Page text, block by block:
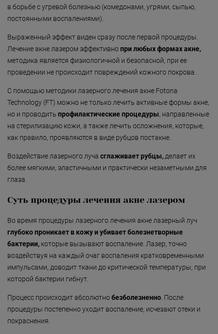
в борьбе с угревой болезнью (комедонами, угрями, сыпью,
постоянными воспалениями).
Выраженный эффект виден сразу после первой процедуры.
Лечение акне лазером эффективно при любых формах акне,
методика является физиологичной и безопасной, при ее
проведении не происходит повреждений кожного покрова.
С помощью методики лазерного лечения акне Fotona
Technology (FT) можно не только лечить активные формы акне,
но и проводить профилактические процедуры, направленные
на стерилизацию кожи, а также лечить осложнения, которые,
как правило, проявляются в виде рубцов постакне.
Воздействие лазерного луча сглаживает рубцы,делает их
более мягкими, эластичными и практически незаметными для
глаза.
Суть процедуры лечения акне лазером
Во время процедуры лазерного лечения акне лазерный луч
глубоко проникает в кожу и убивает болезнетворные
бактерии, которые вызывают воспаление. Лазер, точно
воздействуя на каждый очаг воспаления кратковременными
импульсами, доводит ткани до критической температуры, при
которой бактерии гибнут.
Процесс происходит абсолютно безболезненно. После
процедуры постепенно уходит воспаление, исчезают отеки и
покраснения.
«Роман с камнем»
«Мудрость Тибета»
«Шоколадный Релакс»
«Кедровый рай»
«Сибирское здоровье»
«SPAсение»